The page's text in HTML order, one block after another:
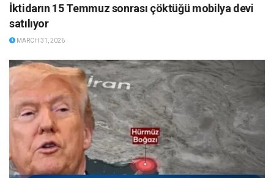
İktidarın 15 Temmuz sonrası çöktüğü mobilya devi
satılıyor
MARCH 31, 2026